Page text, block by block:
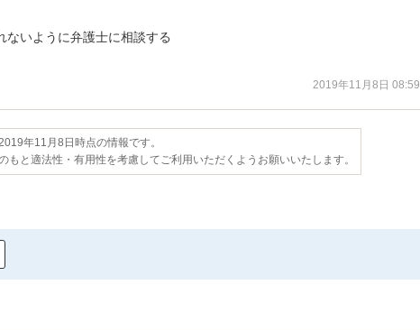
ないように弁護士に相談する
2019年11月8日 08:59
年11月8日時点の情報です。
もと適法性・有用性を考慮してご利用いただくようお願いいたします。